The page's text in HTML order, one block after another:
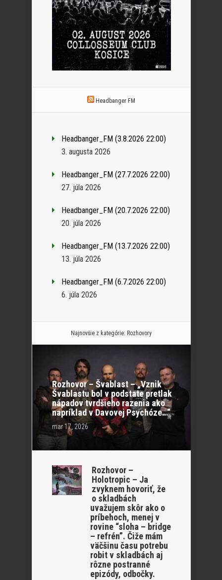
Headbanger FM
Headbanger_FM (3.8.2026 22:00)
3. augusta 2026
Headbanger_FM (27.7.2026 22:00)
27. júla 2026
Headbanger_FM (20.7.2026 22:00)
20. júla 2026
Headbanger_FM (13.7.2026 22:00)
13. júla 2026
Headbanger_FM (6.7.2026 22:00)
6. júla 2026
Najnovšie z kategórie: Rozhovory
Rozhovor – Švablast – „Vznik
Švablastu bol v podstate pretlak
nápadov tvrdšieho razenia ako
napríklad v Davovej Psychóze…“
mar 17, 2026
Rozhovor –
Holotropic – Ja
zvyknem hovoriť, že
o skladbách
uvažujem skôr ako o
príbehoch, menej v
rovine “sloha – bridge
– refrén”. Čiže mám
väčšinu času potrebu
robit v skladbách aj
rôzne postranné
epizódy, odbočky.